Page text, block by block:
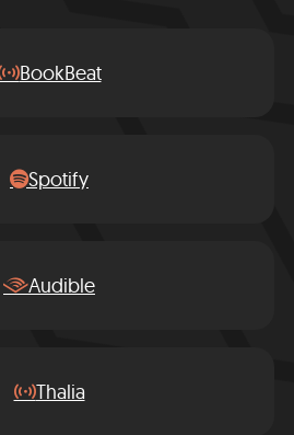
BookBeat
Spotify
Audible
Thalia